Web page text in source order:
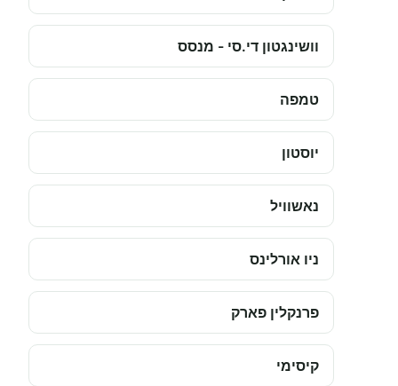
וושינגטון די.סי - מנסס
טמפה
יוסטון
נאשוויל
ניו אורלינס
פרנקלין פארק
קיסימי